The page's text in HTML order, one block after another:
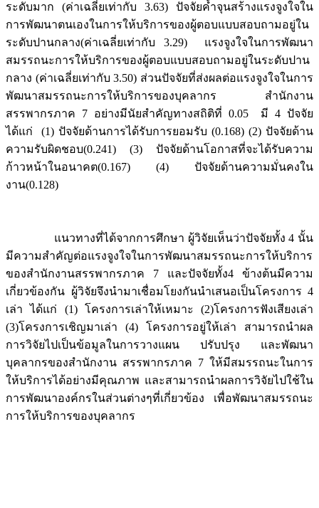
ระดับมาก (ค่าเฉลี่ยเท่ากับ 3.63) ปัจจัยค้ำจุนสร้างแรงจูงใจใน
การพัฒนาตนเองในการให้บริการของผู้ตอบแบบสอบถามอยู่ใน
ระดับปานกลาง(ค่าเฉลี่ยเท่ากับ 3.29) แรงจูงใจในการพัฒนา
สมรรถนะการให้บริการของผู้ตอบแบบสอบถามอยู่ในระดับปาน
กลาง (ค่าเฉลี่ยเท่ากับ 3.50) ส่วนปัจจัยที่ส่งผลต่อแรงจูงใจในการ
พัฒนาสมรรถนะการให้บริการของบุคลากร สำนักงาน
สรรพากรภาค 7 อย่างมีนัยสำคัญทางสถิติที่ 0.05 มี 4 ปัจจัย
ได้แก่ (1) ปัจจัยด้านการได้รับการยอมรับ (0.168) (2) ปัจจัยด้าน
ความรับผิดชอบ(0.241) (3) ปัจจัยด้านโอกาสที่จะได้รับความ
ก้าวหน้าในอนาคต(0.167) (4) ปัจจัยด้านความมั่นคงใน
งาน(0.128)
แนวทางที่ได้จากการศึกษา ผู้วิจัยเห็นว่าปัจจัยทั้ง 4 นั้น
มีความสำคัญต่อแรงจูงใจในการพัฒนาสมรรถนะการให้บริการ
ของสำนักงานสรรพากรภาค 7 และปัจจัยทั้ง4 ข้างต้นมีความ
เกี่ยวข้องกัน ผู้วิจัยจึงนำมาเชื่อมโยงกันนำเสนอเป็นโครงการ 4
เล่า ได้แก่ (1) โครงการเล่าให้เหมาะ (2)โครงการฟังเสียงเล่า
(3)โครงการเชิญมาเล่า (4) โครงการอยู่ให้เล่า สามารถนำผล
การวิจัยไปเป็นข้อมูลในการวางแผน ปรับปรุง และพัฒนา
บุคลากรของสำนักงาน สรรพากรภาค 7 ให้มีสมรรถนะในการ
ให้บริการได้อย่างมีคุณภาพ และสามารถนำผลการวิจัยไปใช้ใน
การพัฒนาองค์กรในส่วนต่างๆที่เกี่ยวข้อง เพื่อพัฒนาสมรรถนะ
การให้บริการของบุคลากร